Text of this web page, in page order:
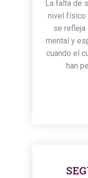
La falta de
nivel físico
se refleja
mental y
cuando el
han